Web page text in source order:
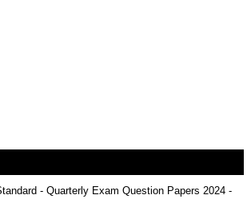
- Quarterly Exam Question Papers 2024 -